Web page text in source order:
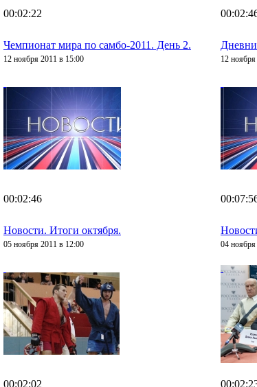
00:02:22
Чемпионат мира по самбо-2011. День 2.
12 ноября 2011 в 15:00 12
00:02:46
Новости. Итоги октября.
05 ноября 2011 в 12:00 04
00:02:02